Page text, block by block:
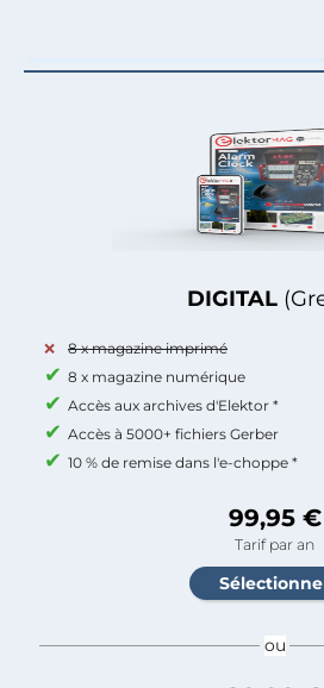
DIGITAL
8 x magazine imprimé
8 x magazine numérique
Accès aux archives d'Elektor *
Accès à 5000+ fichiers Gerber
10 % de remise dans l'e-choppe *
99,95 €
Tarif par an
ou